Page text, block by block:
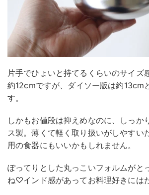
片手でひょいと持てるくらいのサイズ
約12cmですが、ダイソー版は約13cm
す。
しかもお値段は抑えめなのに、しっか
ス製。薄くて軽く取り扱いがしやすい
用の食器にもいいかもしれません。
ぽってりとした丸っこいフォルムがと
ね♡インド感があってお料理好きには